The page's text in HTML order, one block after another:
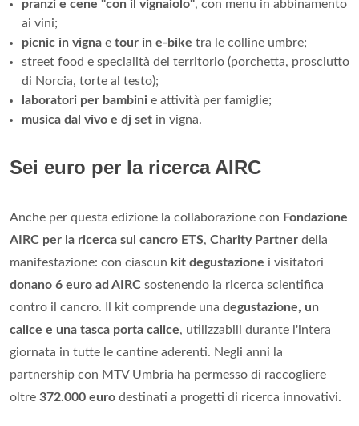
pranzi e cene "con il vignaiolo", con menu in abbinamento
ai vini;
picnic in vigna e tour in e-bike tra le colline umbre;
street food e specialità del territorio (porchetta, prosciutto
di Norcia, torte al testo);
laboratori per bambini e attività per famiglie;
musica dal vivo e dj set in vigna.
Sei euro per la ricerca AIRC
Anche per questa edizione la collaborazione con Fondazione
AIRC per la ricerca sul cancro ETS, Charity Partner della
manifestazione: con ciascun kit degustazione i visitatori
donano 6 euro ad AIRC sostenendo la ricerca scientifica
contro il cancro. Il kit comprende una degustazione, un
calice e una tasca porta calice, utilizzabili durante l'intera
giornata in tutte le cantine aderenti. Negli anni la
partnership con MTV Umbria ha permesso di raccogliere
oltre 372.000 euro destinati a progetti di ricerca innovativi.